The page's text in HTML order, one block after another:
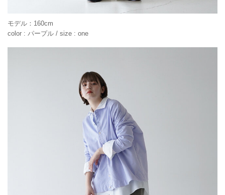
モデル：160cm
color : パープル / size : one